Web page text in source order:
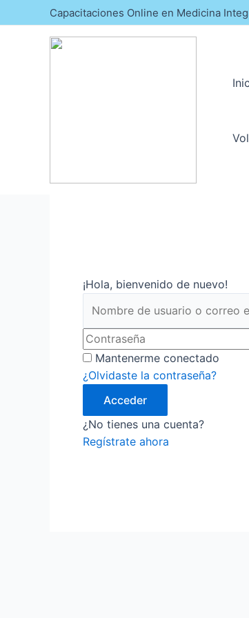
Capacitaciones Online en Medicina
¡Hola, bienvenido de nuevo!
Mantenerme conectado
¿Olvidaste la contraseña?
Acceder
¿No tienes una cuenta?
Regístrate ahora